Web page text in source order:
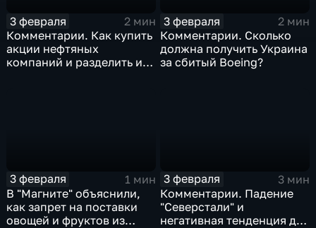
3 февраля
2 мин
Комментарии. Как купить
акции нефтяных
компаний и разделить их
3 февраля
2 мин
Комментарии. Сколько
должна получить Украина
за сбитый Boeing?
3 февраля
1 мин
В "Магните" объяснили,
как запрет на поставки
овощей и фруктов из
3 февраля
3 мин
Комментарии. Падение
"Северстали" и
негативная тенденция для